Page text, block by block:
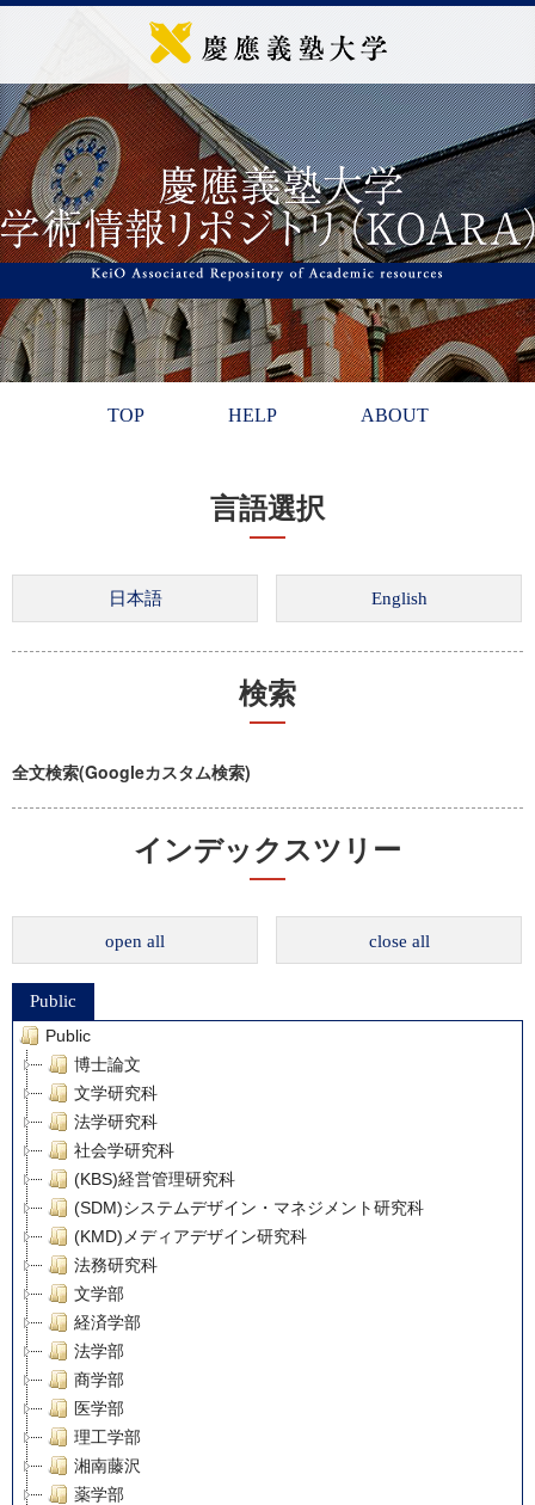
TOP HELP ABOUT
言語選択
検索
全文検索(Googleカスタム検索)
インデックスツリー
open all close all
Public
Public
博士論文
文学研究科
法学研究科
社会学研究科
(KBS)経営管理研究科
(SDM)システムデザイン・マネジメント研究科
(KMD)メディアデザイン研究科
法務研究科
文学部
経済学部
法学部
商学部
医学部
理工学部
湘南藤沢
薬学部